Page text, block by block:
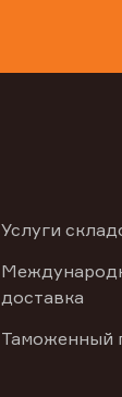
Услуги
доставка
Таможенный